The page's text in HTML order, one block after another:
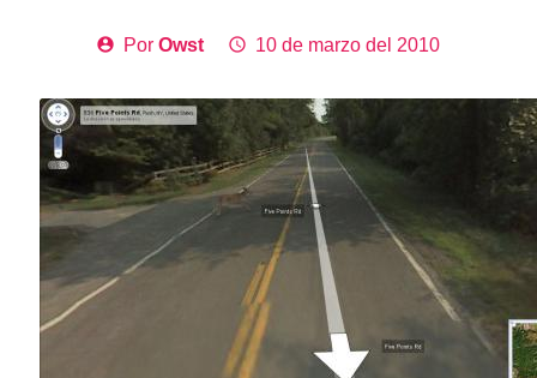
account_circle PorOwst access_time 10 de marzo del 2010